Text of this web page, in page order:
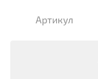
Артикул